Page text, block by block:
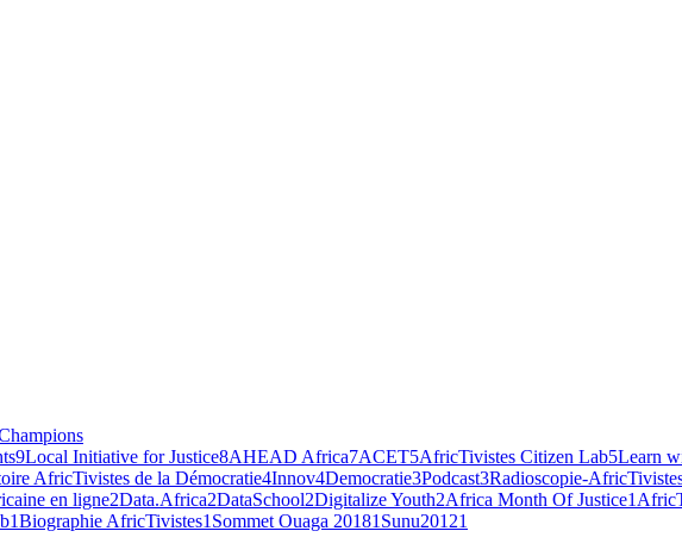
9Local Initiative for Justice8AHEAD Africa7ACET5AfricTivistes Citizen Lab5Learn
AfricTivistes de la Démocratie4Innov4Democratie3Podcast3Radioscopie-
en ligne2Data.Africa2DataSchool2Digitalize Youth2Africa Month Of Justice1
1Biographie AfricTivistes1 Sommet Ouaga 20181 Sunu20121